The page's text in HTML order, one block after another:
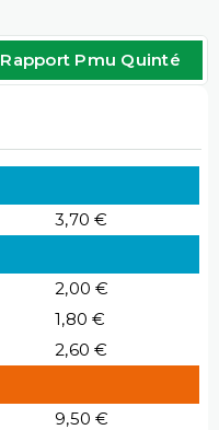
Rapport Pmu Quinté
3,70 €
2,00 €
1,80 €
2,60 €
9,50 €